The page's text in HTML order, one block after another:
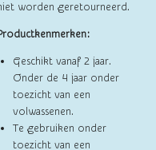
worden geretourneerd.
Geschikt vanaf 2 jaar.
Onder de 4 jaar onder
toezicht van een
volwassenen.
Te gebruiken onder
toezicht van een